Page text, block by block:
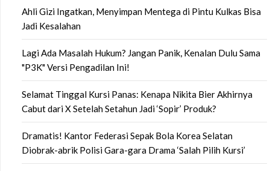
Ahli Gizi Ingatkan, Menyimpan Mentega di Pintu Kulkas Bisa
Jadi Kesalahan
Lagi Ada Masalah Hukum? Jangan Panik, Kenalan Dulu Sama
"P3K" Versi Pengadilan Ini!
Selamat Tinggal Kursi Panas: Kenapa Nikita Bier Akhirnya
Cabut dari X Setelah Setahun Jadi ‘Sopir’ Produk?
Dramatis! Kantor Federasi Sepak Bola Korea Selatan
Diobrak-abrik Polisi Gara-gara Drama ‘Salah Pilih Kursi’